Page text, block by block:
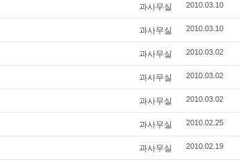
과사무실 2010.03.10
과사무실 2010.03.10
과사무실 2010.03.02
과사무실 2010.03.02
과사무실 2010.03.02
과사무실 2010.02.25
과사무실 2010.02.19